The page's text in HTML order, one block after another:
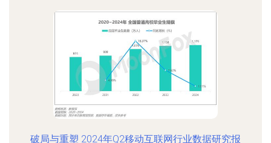
破局与重塑 2024年Q2移动互联网行业数据研究报